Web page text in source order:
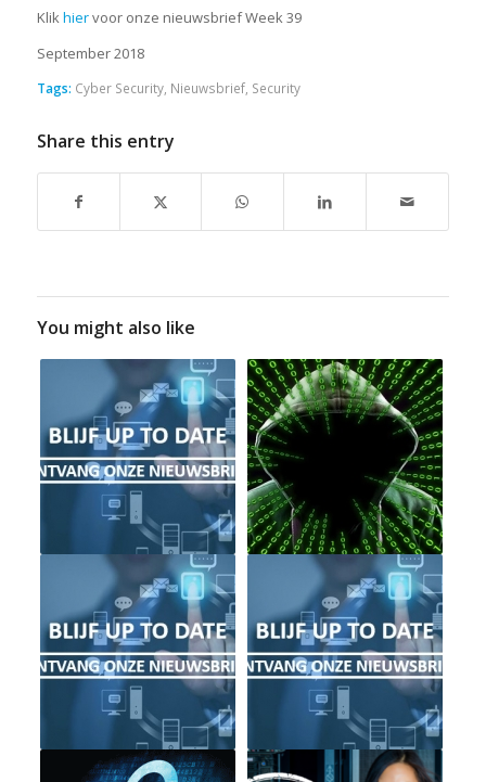
Klikhiervoor onze nieuwsbrief Week 39
September 2018
Tags: Cyber Security, Nieuwsbrief, Security
Share this entry
You might also like